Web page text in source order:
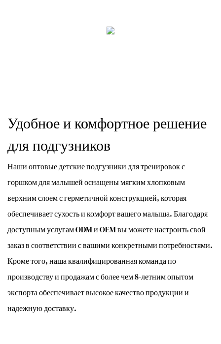
Удобное и комфортное решение
для подгузников
Наши оптовые детские подгузники для тренировок с
горшком для малышей оснащены мягким хлопковым
верхним слоем с герметичной конструкцией, которая
обеспечивает сухость и комфорт вашего малыша. Благодаря
доступным услугам ODM и OEM вы можете настроить свой
заказ в соответствии с вашими конкретными потребностями.
Кроме того, наша квалифицированная команда по
производству и продажам с более чем 8-летним опытом
экспорта обеспечивает высокое качество продукции и
надежную доставку.